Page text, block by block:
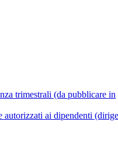
trimestrali (da pubblicare in
autorizzati ai dipendenti